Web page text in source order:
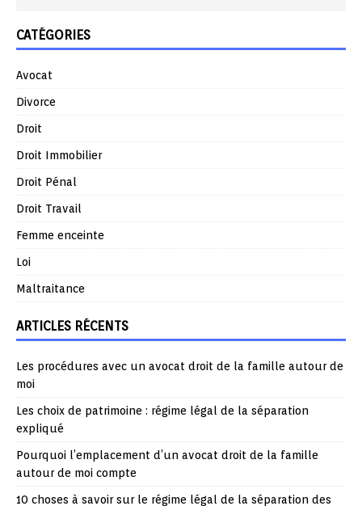
CATÉGORIES
Avocat
Divorce
Droit
Droit Immobilier
Droit Pénal
Droit Travail
Femme enceinte
Loi
Maltraitance
ARTICLES RÉCENTS
Les procédures avec un avocat droit de la famille autour de
moi
Les choix de patrimoine : régime légal de la séparation
expliqué
Pourquoi l’emplacement d’un avocat droit de la famille
autour de moi compte
10 choses à savoir sur le régime légal de la séparation des